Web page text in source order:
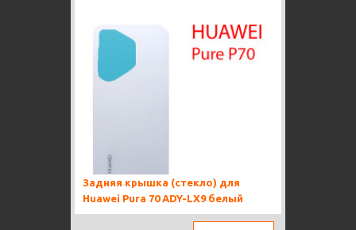
Задняя крышка (стекло) для
Huawei Pura 70 ADY-LX9 белый